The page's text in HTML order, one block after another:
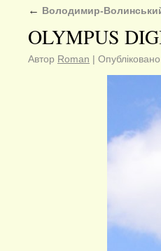
← Володимир-
OLYMPUS
Автор Roman | Опубліковано